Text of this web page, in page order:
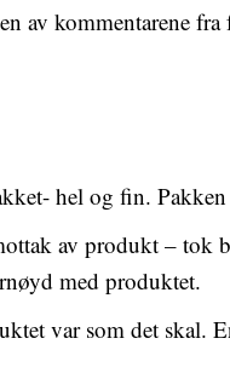
av kommentarene
hel og fin.
av produkt – tok
med produktet.
var som det skal.